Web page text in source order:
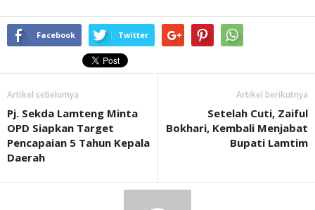
Facebook Twitter
Artikel sebelumya
Pj. Sekda Lamteng Minta
OPD Siapkan Target
Pencapaian 5 Tahun Kepala
Daerah
Artikel berikutnya
Setelah Cuti, Zaiful
Bokhari, Kembali Menjabat
Bupati Lamtim